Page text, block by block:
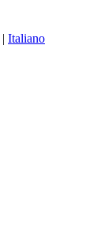
| Italiano